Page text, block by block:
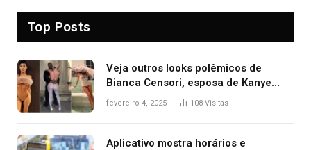
Top Posts
Veja outros looks polêmicos de
Bianca Censori, esposa de Kanye
West que apareceu nua no Grammy
fevereiro 4, 2025 108 Visitas
Aplicativo mostra horários e